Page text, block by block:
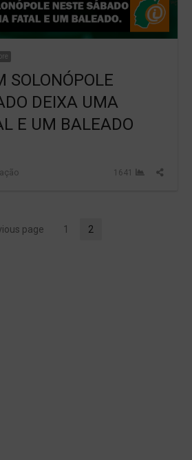
SOLONÓPOLE
DEIXA UMA
E UM BALEADO
1641
Share
page Page
1 2